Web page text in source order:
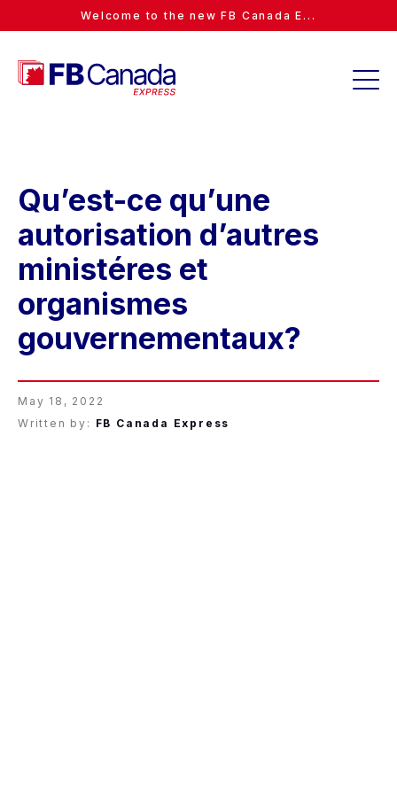
Welcome to the new FB Canada E...
Qu’est-ce qu’une
autorisation d’autres
ministéres et
organismes
gouvernementaux?
May 18, 2022
Written by: FB Canada Express